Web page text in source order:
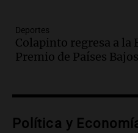
Audio. Borges,
"Tres hombres se
hacerle preguntas
Episodios
metros del río
Deportes
Colapinto regresa a la
Premio de Países
Política y